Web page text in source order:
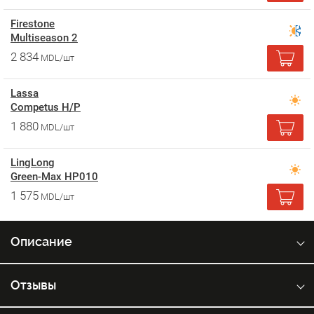
Firestone
Multiseason 2
2 834 MDL/шт
Lassa
Competus H/P
1 880 MDL/шт
LingLong
Green-Max HP010
1 575 MDL/шт
Описание
Отзывы